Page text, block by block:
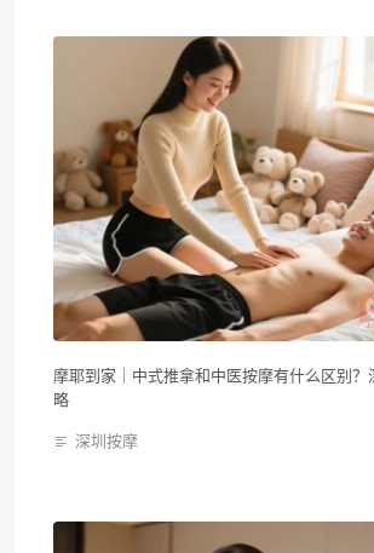
摩耶到家｜中式推拿和中医按摩有什么区别
略
深圳按摩